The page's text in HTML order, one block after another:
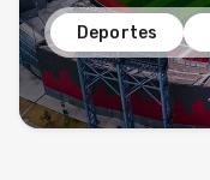
Deportes